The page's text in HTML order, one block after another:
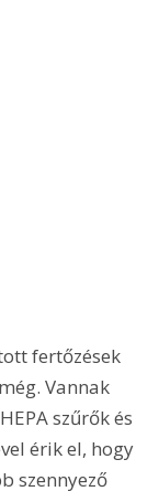
fertőzések
Vannak
szűrők és
érik el, hogy
szennyező